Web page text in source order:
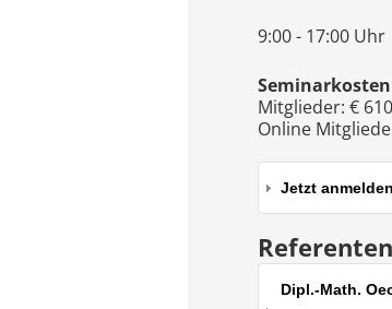
9:00 - 17:00 Uhr
Mitglieder: €
Online
Jetzt
Dipl.-Math.